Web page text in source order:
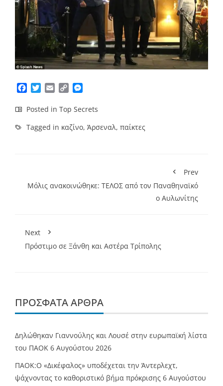
Facebook
TwitterEmailCopy
Posted in Top Secrets
Tagged in καζίνο, Άρσεναλ, παίκτες
Prev
Μόλις ανακοινώθηκε: ΤΕΛΟΣ από τον Παναθηναϊκό
ο Αυλωνίτης
Next
Πρόστιμο σε Ξάνθη και Αστέρα Τρίπολης
ΠΡΌΣΦΑΤΑ ΆΡΘΡΑ
Δηλώθηκαν Γιαννούλης και Λουσέ στην ευρωπαϊκή λίστα
του ΠΑΟΚ 6 Αυγούστου 2026
ΠΑΟΚ:Ο «Δικέφαλος» υποδέχεται την Άντερλεχτ,
ψάχνοντας το καθοριστικό βήμα πρόκρισης 6 Αυγούστου